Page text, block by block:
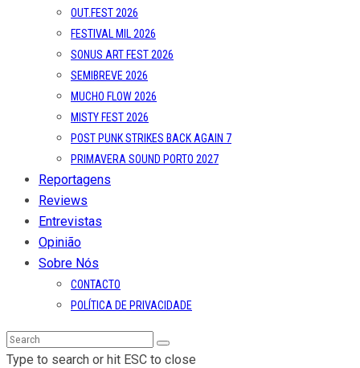
OUT.FEST 2026
FESTIVAL MIL 2026
SONUS ART FEST 2026
SEMIBREVE 2026
MUCHO FLOW 2026
MISTY FEST 2026
POST PUNK STRIKES BACK AGAIN 7
PRIMAVERA SOUND PORTO 2027
Reportagens
Reviews
Entrevistas
Opinião
Sobre Nós
CONTACTO
POLÍTICA DE PRIVACIDADE
Type to search or hit ESC to close